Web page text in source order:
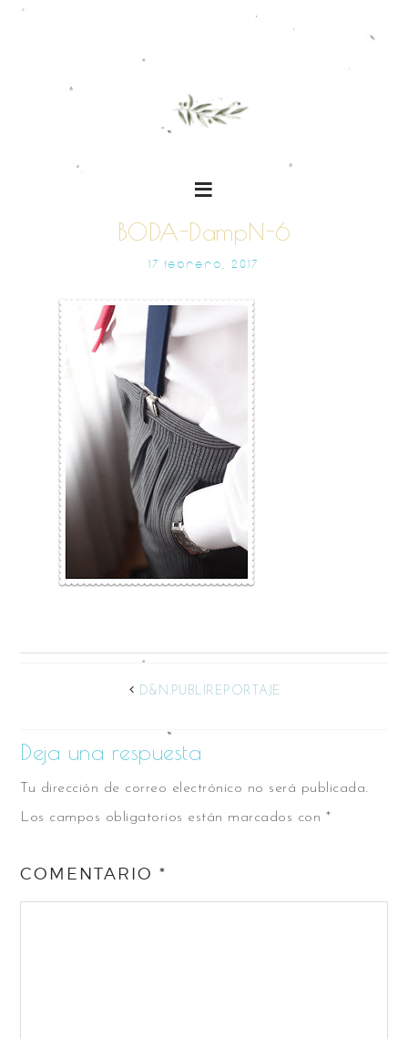
BODA-DampN-6
17 FEBRERO, 2017
D&N.PUBLIREPORTAJE
Deja una respuesta
Tu dirección de correo electrónico no será publicada.
Los campos obligatorios están marcados con *
COMENTARIO*